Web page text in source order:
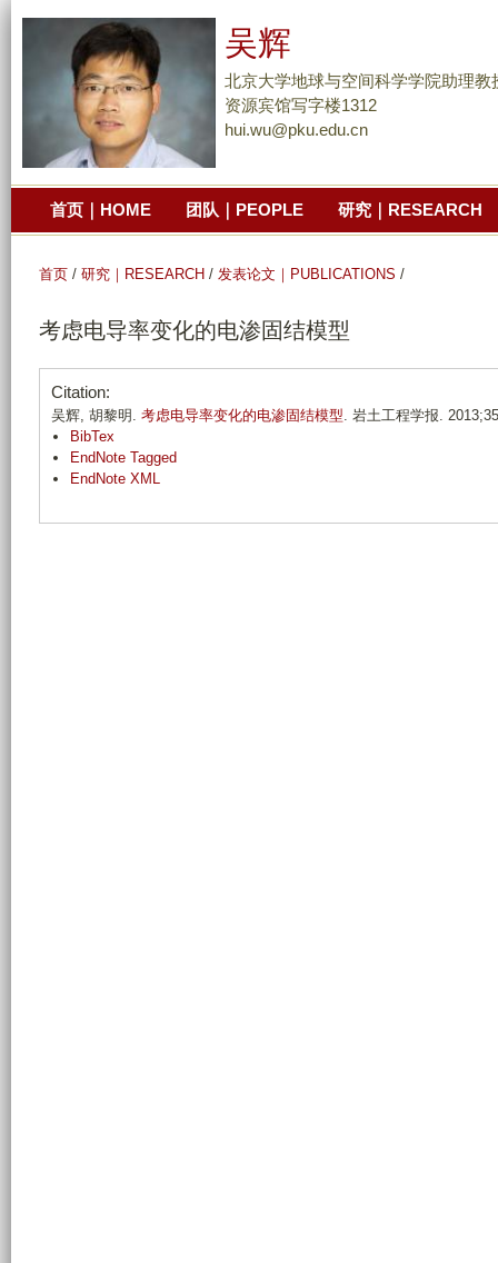
到
主
要
吴辉
北京大学地球与空间科学学院助理教
资源宾馆写字楼1312
hui.wu@pku.edu.cn
首页｜HOME 团队｜PEOPLE 研究｜RESEARCH
首页 / 研究｜RESEARCH / 发表论文｜PUBLICATIONS /
考虑电导率变化的电渗固结模型
Citation:
吴辉, 胡黎明. 考虑电导率变化的电渗固结模型. 岩土工程学报.
BibTex
EndNote Tagged
EndNote XML